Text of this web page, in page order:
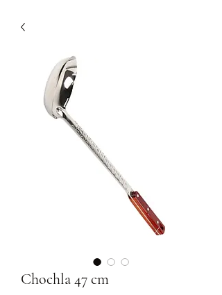
Chochla 47 cm